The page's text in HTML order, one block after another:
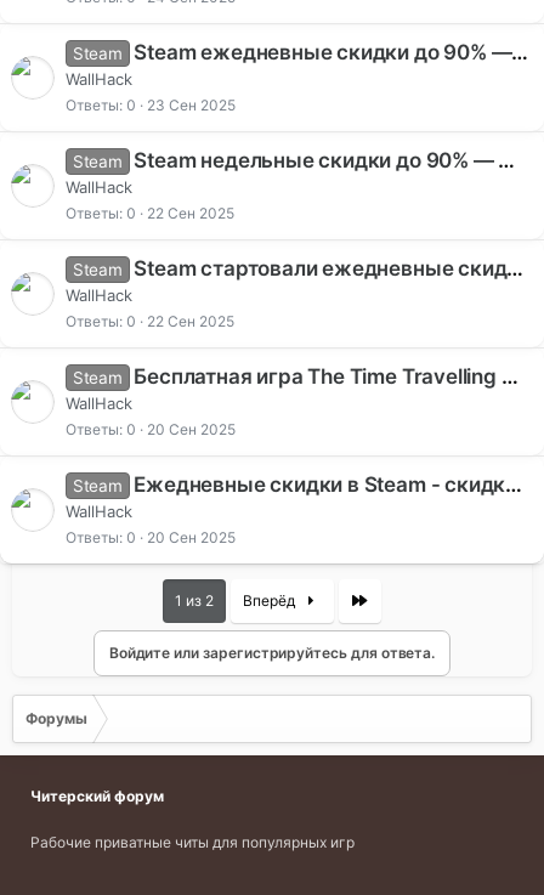
Steam Steam ежедневные скидки до 90% — TEKKEN 7, Rise of Gun, Sniper Ghost Warrior
WallHack
Ответы 0 23 Сен 2025
Steam Steam недельные скидки до 90% — Mount & Blade II, Sekiro, Disco Elysium
WallHack
Ответы 0 22 Сен 2025
Steam Steam стартовали ежедневные скидки — скидки до 67% на популярные игры
WallHack
Ответы 0 22 Сен 2025
Steam Бесплатная игра The Time Travelling Warrior в Steam - аркадный инди-экшен до 23 сентября
WallHack
Ответы 0 20 Сен 2025
Steam Ежедневные скидки в Steam - скидки до 95% на популярные игры 2025
WallHack
Ответы 0 20 Сен 2025
1 из 2 Вперёд Last
Войдите или зарегистрируйтесь для ответа.
Форумы
Читерский форум
Рабочие приватные читы для популярных игр